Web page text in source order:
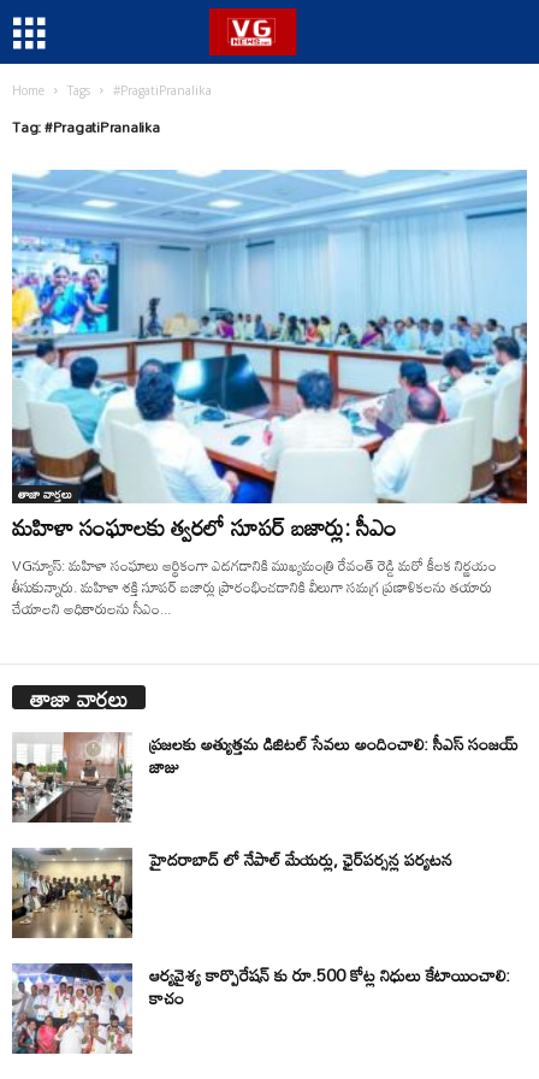
Home Tags #PragatiPranalika
Tag: #PragatiPranalika
తాజా వార్తలు
మహిళా సంఘాలకు త్వరలో సూపర్ బజార్లు: సీఎం
VGన్యూస్: మహిళా సంఘాలు ఆర్థికంగా ఎదగడానికి ముఖ్యమంత్రి రేవంత్ రెడ్డి మరో కీలక నిర్ణయం
తీసుకున్నారు. మహిళా శక్తి సూపర్ బజార్లు ప్రారంభించడానికి వీలుగా సమగ్ర ప్రణాళికలను తయారు
చేయాలని అధికారులను సీఎం...
తాజా వార్తలు
ప్రజలకు అత్యుత్తమ డిజిటల్ సేవలు అందించాలి: సీఎస్ సంజయ్
జాజు
హైదరాబాద్ లో నేపాల్ మేయర్లు, ఛైర్‌పర్సన్ల పర్యటన
ఆర్యవైశ్య కార్పొరేషన్ కు రూ.500 కోట్ల నిధులు కేటాయించాలి:
కాచం